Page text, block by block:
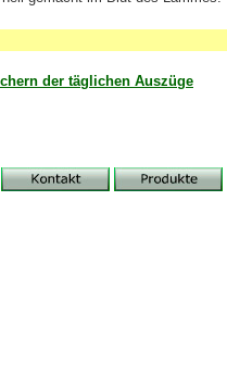
der täglichen Auszüge